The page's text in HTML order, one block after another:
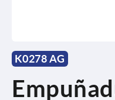
K0278 AG